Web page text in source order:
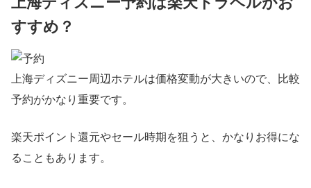
すすめ？
上海ディズニー周辺ホテルは価格変動が大きいので、比較
予約がかなり重要です。
楽天ポイント還元やセール時期を狙うと、かなりお得にな
ることもあります。